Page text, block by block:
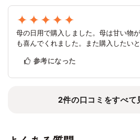
2/14
✕
15
✕
2/21 22 23 24
9 10
✕ ✕
母の日用で購入しました。母は甘い物
も喜んでくれました。また購入したいと
参考になった
2件の口コミをすべて